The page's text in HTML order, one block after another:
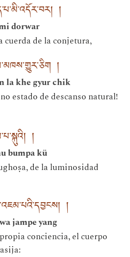
།
dorwar
cuerda de la conjetura,
།
la khe gyur chik
estado de descanso natural!
།
bumpa kü
de la luminosidad
།
jampe yang
conciencia, el cuerpo